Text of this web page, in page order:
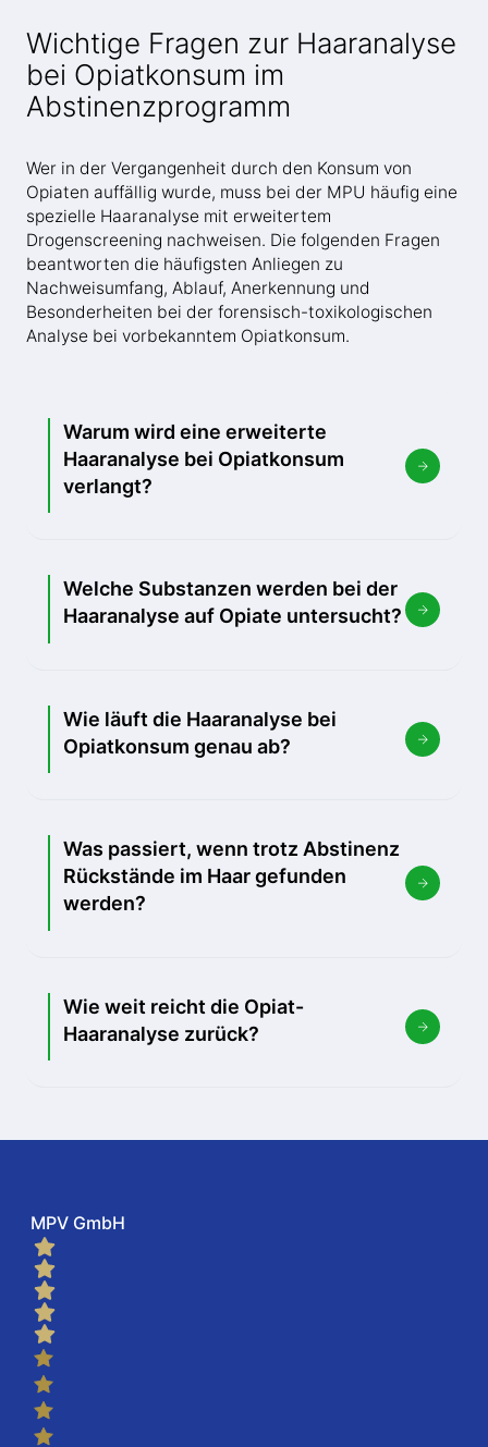
Wichtige Fragen zur Haaranalyse
bei Opiatkonsum im
Abstinenzprogramm
Wer in der Vergangenheit durch den Konsum von
Opiaten auffällig wurde, muss bei der MPU häufig eine
spezielle Haaranalyse mit erweitertem
Drogenscreening nachweisen. Die folgenden Fragen
beantworten die häufigsten Anliegen zu
Nachweisumfang, Ablauf, Anerkennung und
Besonderheiten bei der forensisch-toxikologischen
Analyse bei vorbekanntem Opiatkonsum.
Warum wird eine erweiterte
Haaranalyse bei Opiatkonsum
verlangt?
Welche Substanzen werden bei der
Haaranalyse auf Opiate untersucht?
Wie läuft die Haaranalyse bei
Opiatkonsum genau ab?
Was passiert, wenn trotz Abstinenz
Rückstände im Haar gefunden
werden?
Wie weit reicht die Opiat-
Haaranalyse zurück?
MPV GmbH